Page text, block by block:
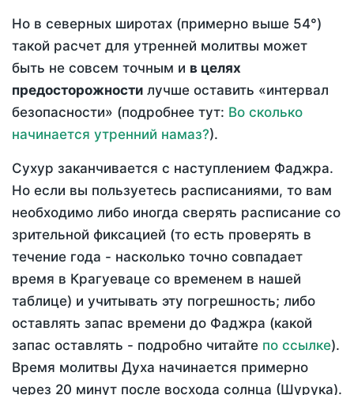
Но в северных широтах (примерно выше 54°)
такой расчет для утренней молитвы может
быть не совсем точным и в целях
предосторожности лучше оставить «интервал
безопасности» (подробнее тут: Во сколько
начинается утренний намаз?).
Сухур заканчивается с наступлением Фаджра.
Но если вы пользуетесь расписаниями, то вам
необходимо либо иногда сверять расписание со
зрительной фиксацией (то есть проверять в
течение года - насколько точно совпадает
время в Крагуеваце со временем в нашей
таблице) и учитывать эту погрешность; либо
оставлять запас времени до Фаджра (какой
запас оставлять - подробно читайте по ссылке).
Время молитвы Духа начинается примерно
через 20 минут после восхода солнца (Шурука).